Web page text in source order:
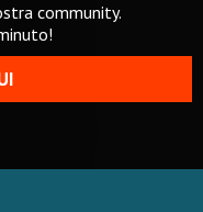
community.